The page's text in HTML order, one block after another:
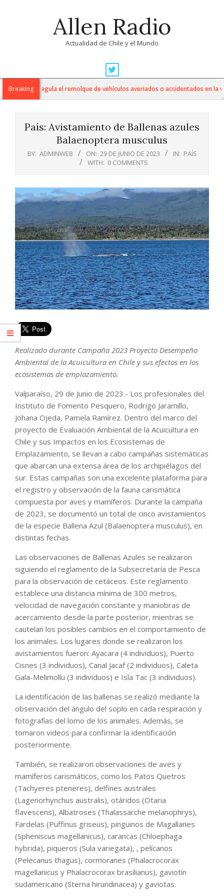
Allen Radio
Actualidad de Chile y el Mundo
Navigation
MenuBreaking
que regula el remolque de vehículos averiados o accidentados en la vía
País: Avistamiento de Ballenas azules
Balaenoptera musculus
BY: ADMINWEB ON: 29 DE JUNIO DE 2023 IN: PAÍS
WITH: 0 COMMENTS
Realizado durante Campaña 2023 Proyecto Desempeño
Ambiental de la Acuicultura en Chile y sus efectos en los
ecosistemas de emplazamiento.
Valparaíso, 29 de Junio de 2023.- Los profesionales del
Instituto de Fomento Pesquero, Rodrigo Jaramillo,
Johana Ojeda, Pamela Ramírez. Dentro del marco del
proyecto de Evaluación Ambiental de la Acuicultura en
Chile y sus Impactos en los Ecosistemas de
Emplazamiento, se llevan a cabo campañas sistemáticas
que abarcan una extensa área de los archipiélagos del
sur. Estas campañas son una excelente plataforma para
el registro y observación de la fauna carismática
compuesta por aves y mamíferos. Durante la campaña
de 2023, se documentó un total de cinco avistamientos
de la especie Ballena Azul (Balaenoptera musculus), en
distintas fechas.
Las observaciones de Ballenas Azules se realizaron
siguiendo el reglamento de la Subsecretaría de Pesca
para la observación de cetáceos. Este reglamento
establece una distancia mínima de 300 metros,
velocidad de navegación constante y maniobras de
acercamiento desde la parte posterior, mientras se
cautelan los posibles cambios en el comportamiento de
los animales. Los lugares donde se realizaron los
avistamientos fueron: Ayacara (4 individuos), Puerto
Cisnes (3 individuos), Canal Jacaf (2 individuos), Caleta
Gala-Melimollu (3 individuos) e Isla Tac (3 individuos).
La identificación de las ballenas se realizó mediante la
observación del ángulo del soplo en cada respiración y
fotografías del lomo de los animales. Además, se
tomaron videos para confirmar la identificación
posteriormente.
También, se realizaron observaciones de aves y
mamíferos carismáticos, como los Patos Quetros
(Tachyeres pteneres), delfines australes
(Lagenorhynchus australis), otáridos (Otaria
flavescens), Albatroses (Thalassarche melanophrys),
Fardelas (Puffinus griseus), pingüinos de Magallanes
(Spheniscus magellanicus), carancas (Chloephaga
hybrida), piqueros (Sula variegata), , pelícanos
(Pelecanus thagus), cormoranes (Phalacrocorax
magellanicus y Phalacrocorax brasilianus), gaviotín
sudamericano (Sterna hirundinacea) y gaviotas.